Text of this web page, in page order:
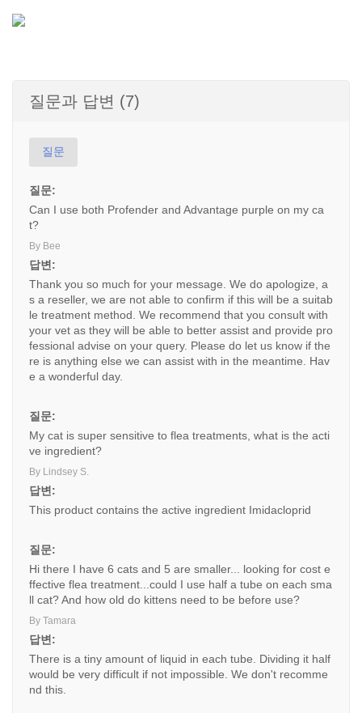
질문과 답변 (7)
질문
질문:
Can I use both Profender and Advantage purple on my ca
t?
By Bee
답변:
Thank you so much for your message. We do apologize, a
s a reseller, we are not able to confirm if this will be a suitab
le treatment method. We recommend that you consult with
your vet as they will be able to better assist and provide pro
fessional advise on your query. Please do let us know if the
re is anything else we can assist with in the meantime. Hav
e a wonderful day.
질문:
My cat is super sensitive to flea treatments, what is the acti
ve ingredient?
By Lindsey S.
답변:
This product contains the active ingredient Imidacloprid
질문:
Hi there I have 6 cats and 5 are smaller... looking for cost e
ffective flea treatment...could I use half a tube on each sma
ll cat? And how old do kittens need to be before use?
By Tamara
답변:
There is a tiny amount of liquid in each tube. Dividing it half
would be very difficult if not impossible. We don't recomme
nd this.